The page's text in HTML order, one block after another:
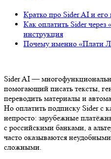
Кратко про Sider AI и его
Как оплатить Sider
инструкция
Почему именно «Плати
Sider AI —
помогающий писать тексты,
переводить материалы и
Но оплатить подписку Sider с
непросто: зарубежные
с российскими банками, а
часто оказываются
сложными.